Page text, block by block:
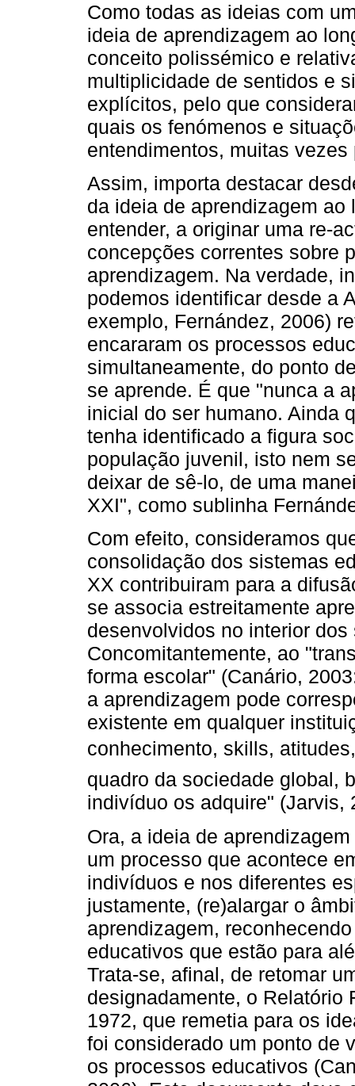
Como todas as ideias com
ideia de aprendizagem ao
conceito polissémico e
multiplicidade de sentidos e
explícitos, pelo que
quais os fenómenos e
entendimentos, muitas
Assim, importa destacar
da ideia de aprendizagem
entender, a originar uma re-
concepções correntes sobre
aprendizagem. Na verdade,
podemos identificar desde a
exemplo, Fernández, 2006)
encararam os processos
simultaneamente, do ponto
se aprende. É que "nunca a
inicial do ser humano. Ainda
tenha identificado a figura
população juvenil, isto nem
deixar de sê-lo, de uma
XXI", como sublinha
Com efeito, consideramos
consolidação dos sistemas
XX contribuiram para a
se associa estreitamente
desenvolvidos no interior
Concomitantemente, ao
forma escolar" (Canário,
a aprendizagem pode
existente em qualquer
conhecimento, skills,
quadro da sociedade global,
indivíduo os adquire" (Jarvis,
Ora, a ideia de
um processo que acontece
indivíduos e nos diferentes
justamente, (re)alargar o
aprendizagem,
educativos que estão para
Trata-se, afinal, de retomar
designadamente, o Relatório
1972, que remetia para os
foi considerado um ponto de
os processos educativos